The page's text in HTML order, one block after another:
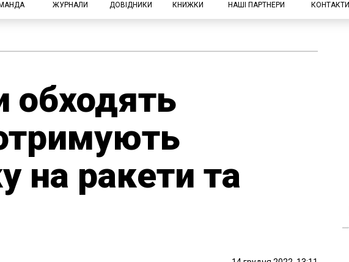
ЖУРНАЛИ ДОВІДНИКИ КНИЖКИ НАШІ ПАРТНЕРИ КОНТАКТИ
обходять
на ракети та